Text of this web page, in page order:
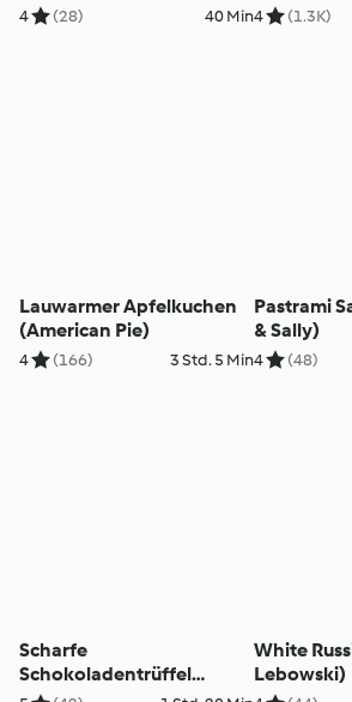
4 (28) 40 Min4 (1.3K)
Lauwarmer Apfelkuchen
(American Pie)
4 (166) 3 Std. 5 Min
Pastrami
& Sally)
4 (48)
Scharfe
Schokoladentrüffel
(Chocolat)
White
Lebowski)